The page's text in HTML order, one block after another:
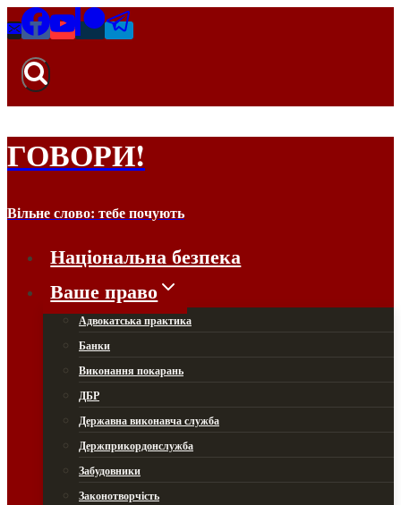
Перейти
до
вмісту
ГОВОРИ!
Вільне слово: тебе почують
Національна безпека
Ваше право
Адвокатська практика
Банки
Виконання покарань
ДБР
Державна виконавча служба
Держприкордонслужба
Забудовники
Законотворчість